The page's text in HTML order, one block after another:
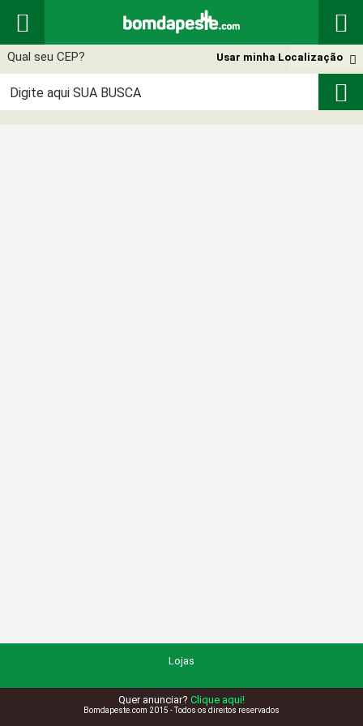
 

Usar minha Localização

Lojas
Quer anunciar? Clique aqui!
Bomdapeste.com 2015 - Todos os direitos reservados